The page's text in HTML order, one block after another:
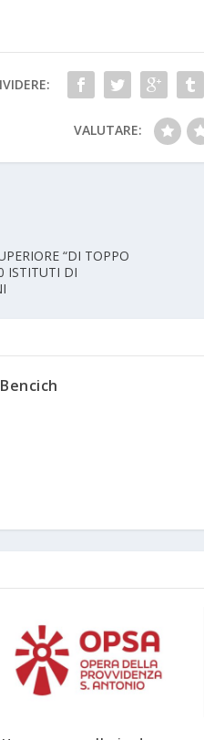
VALUTARE:
“DI TOPPO
ISTITUTI DI